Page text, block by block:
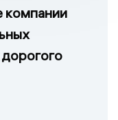
компании